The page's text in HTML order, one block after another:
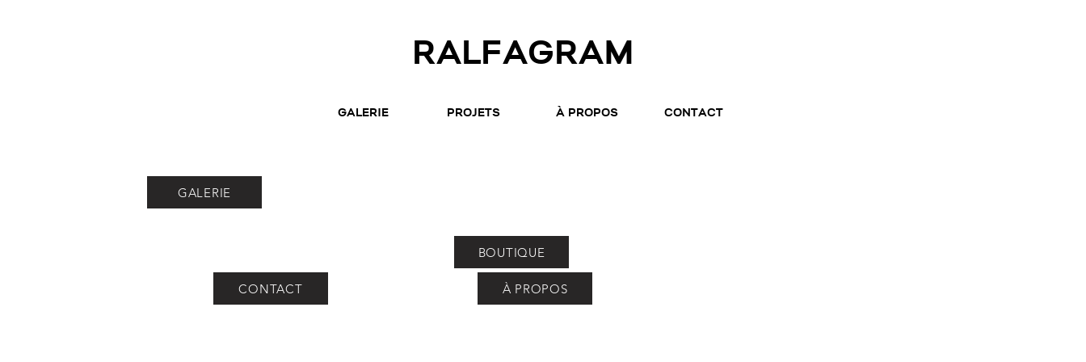
RALFAGRAM
GALERIE PROJETS À PROPOS CONTACT
GALERIE
BOUTIQUE
CONTACT À PROPOS